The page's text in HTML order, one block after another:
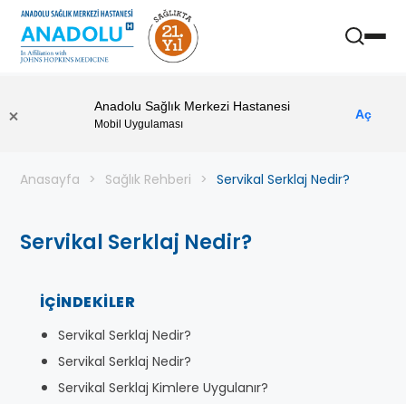
Anadolu Sağlık Merkezi Hastanesi
Mobil Uygulaması
Aç
Anasayfa Sağlık Rehberi Servikal Serklaj Nedir?
Servikal Serklaj Nedir?
İÇINDEKILER
Servikal Serklaj Nedir?
Servikal Serklaj Nedir?
Servikal Serklaj Kimlere Uygulanır?